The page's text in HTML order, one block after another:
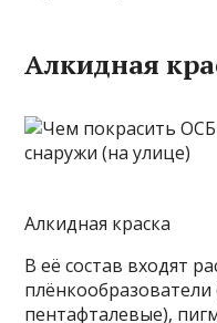
Алкидная
Алкидная краска
В её состав входят
пентафталевые),